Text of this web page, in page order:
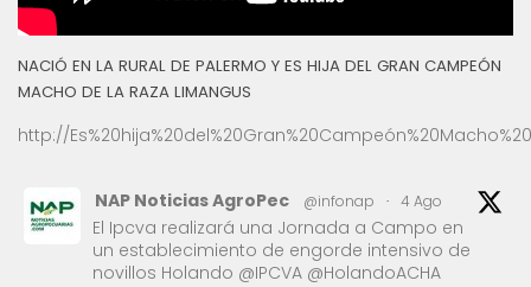
NACIÓ EN LA RURAL DE PALERMO Y ES HIJA DEL GRAN CAMPEÓN
MACHO DE LA RAZA LIMANGUS
http://
NAP Noticias AgroPec @infonap · 4 Ago
El Ipcva realizará una Jornada a Campo en
un establecimiento de engorde intensivo de
novillos Holando @IPCVA @HolandoACHA